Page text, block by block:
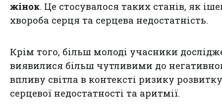
жінок. Це стосувалося таких станів, як
хвороба серця та серцева недостатність.
Крім того, більш молоді учасники
виявилися більш чутливими до
впливу світла в контексті ризику розвитку
серцевої недостатності та аритмії.